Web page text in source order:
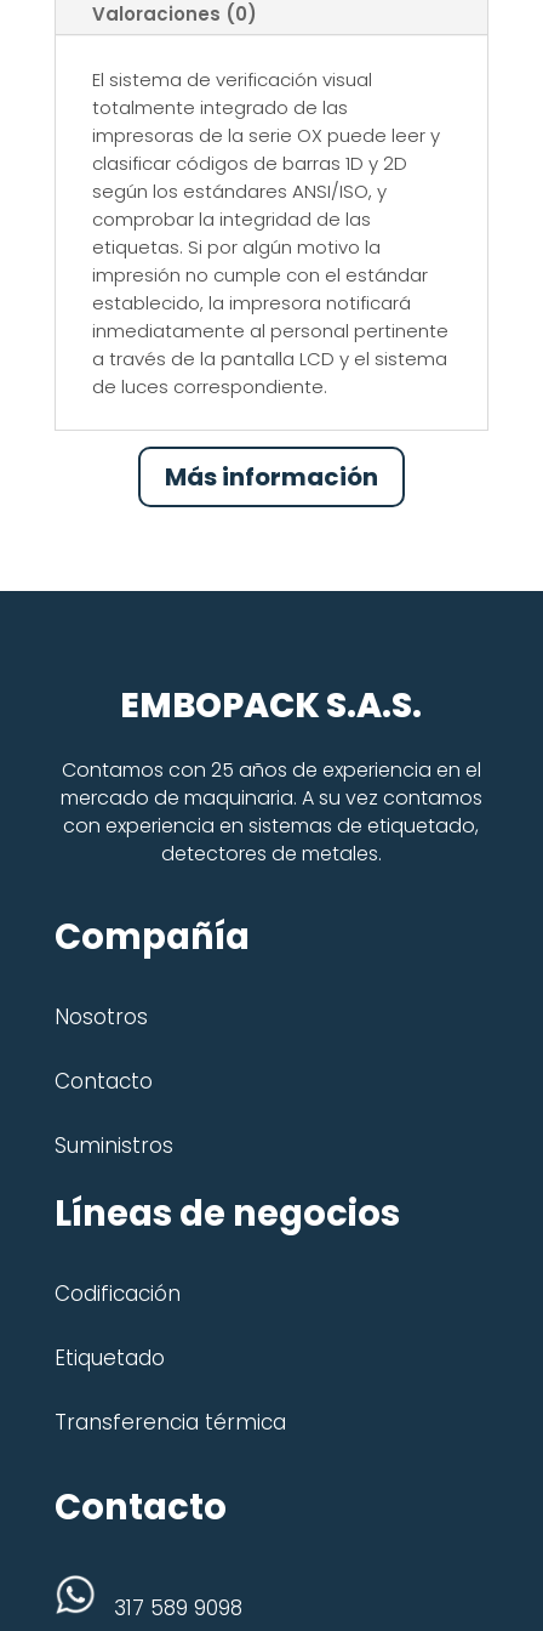
Valoraciones (0)
El sistema de verificación visual
totalmente integrado de las
impresoras de la serie OX puede leer y
clasificar códigos de barras 1D y 2D
según los estándares ANSI/ISO, y
comprobar la integridad de las
etiquetas. Si por algún motivo la
impresión no cumple con el estándar
establecido, la impresora notificará
inmediatamente al personal pertinente
a través de la pantalla LCD y el sistema
de luces correspondiente.
Más información
EMBOPACK S.A.S.
Contamos con 25 años de experiencia en el
mercado de maquinaria. A su vez contamos
con experiencia en sistemas de etiquetado,
detectores de metales.
Compañía
Nosotros
Contacto
Suministros
Líneas de negocios
Codificación
Etiquetado
Transferencia térmica
Contacto
317 589 9098